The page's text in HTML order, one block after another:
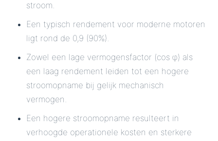
stroom.
Een typisch rendement voor moderne motoren
ligt rond de 0,9 (90%).
Zowel een lage vermogensfactor (cos φ) als
een laag rendement leiden tot een hogere
stroomopname bij gelijk mechanisch
vermogen.
Een hogere stroomopname resulteert in
verhoogde operationele kosten en sterkere